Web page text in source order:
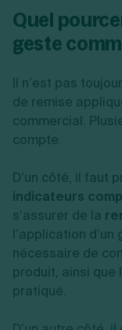
Quel
geste
Il n’est pas
de remise
commercial.
compte.
D’un côté, il faut
indicateurs
s’assurer de la
l’application
nécessaire de
produit, ainsi que
pratiqué.